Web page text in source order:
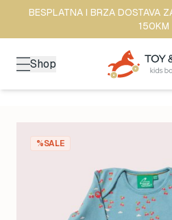
BESPLATNA I BRZA DOSTAVA
150KM
Shop
%SALE